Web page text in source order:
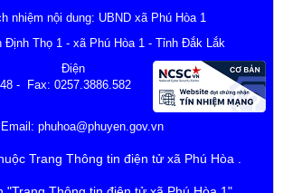
nhiệm nội dung: UBND xã Phú Hòa 1
Định Thọ 1 - xã Phú Hòa 1 - Tỉnh Đắk Lắk
- Fax: 0257.3886.582
Email: phuhoa@phuyen.gov.vn
Trang Thông tin điện tử xã Phú Hòa .